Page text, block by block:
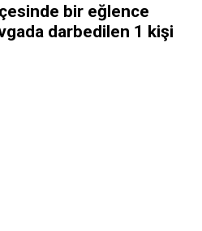
bir eğlence
darbedilen 1 kişi